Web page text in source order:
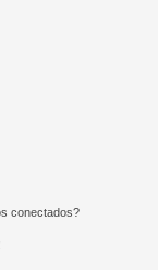
conectados?